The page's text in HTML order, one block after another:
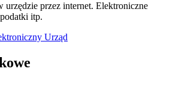
urzędzie przez internet. Elektroniczne
itp.
Urząd